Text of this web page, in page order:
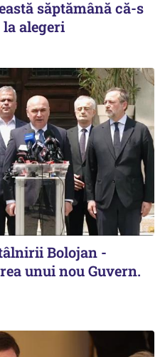
săptămână că-s
la alegeri
Bolojan -
unui nou Guvern.